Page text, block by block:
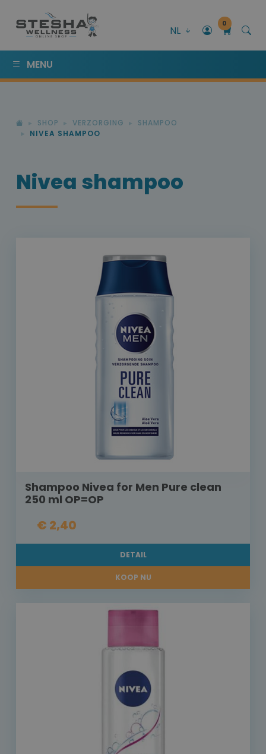
NL
0
MENU
SHOP VERZORGING
SHAMPOO
NIVEA SHAMPOO
Nivea shampoo
Shampoo Nivea for Men Pure clean
250 ml OP=OP
€ 2,40
DETAIL
KOOP NU